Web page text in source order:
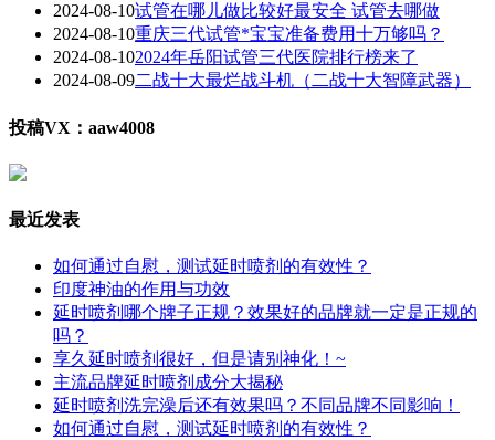
2024-08-10试管在哪儿做比较好最安全 试管去哪做
2024-08-10重庆三代试管*宝宝准备费用十万够吗？
2024-08-102024年岳阳试管三代医院排行榜来了
2024-08-09二战十大最烂战斗机（二战十大智障武器）
投稿VX：aaw4008
最近发表
如何通过自慰，测试延时喷剂的有效性？
印度神油的作用与功效
延时喷剂哪个牌子正规？效果好的品牌就一定是正规的
吗？
享久延时喷剂很好，但是请别神化！~
主流品牌延时喷剂成分大揭秘
延时喷剂洗完澡后还有效果吗？不同品牌不同影响！
如何通过自慰，测试延时喷剂的有效性？